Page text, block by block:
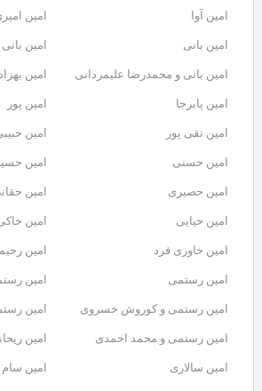
امین آوا امین
امین بانی امین
امین بانی و محمدرضا علیمردانی امین
امین پابرجا امین پور
امین تقی پور امین
امین حسنی امین
امین حصیری امین
امین حیایی امین
امین خاوری فرد امین
امین رستمی امین
امین رستمی و کوروش خسروی امین
امین رستمی و محمد احمدی امین
امین سالاری امین سام